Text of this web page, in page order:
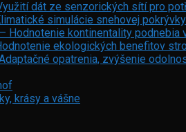
dát ze senzorických sítí pro
simulácie snehovej
Hodnotenie kontinentality podnebia
ekologických benefitov
opatrenia, zvýšenie
krásy a vášne